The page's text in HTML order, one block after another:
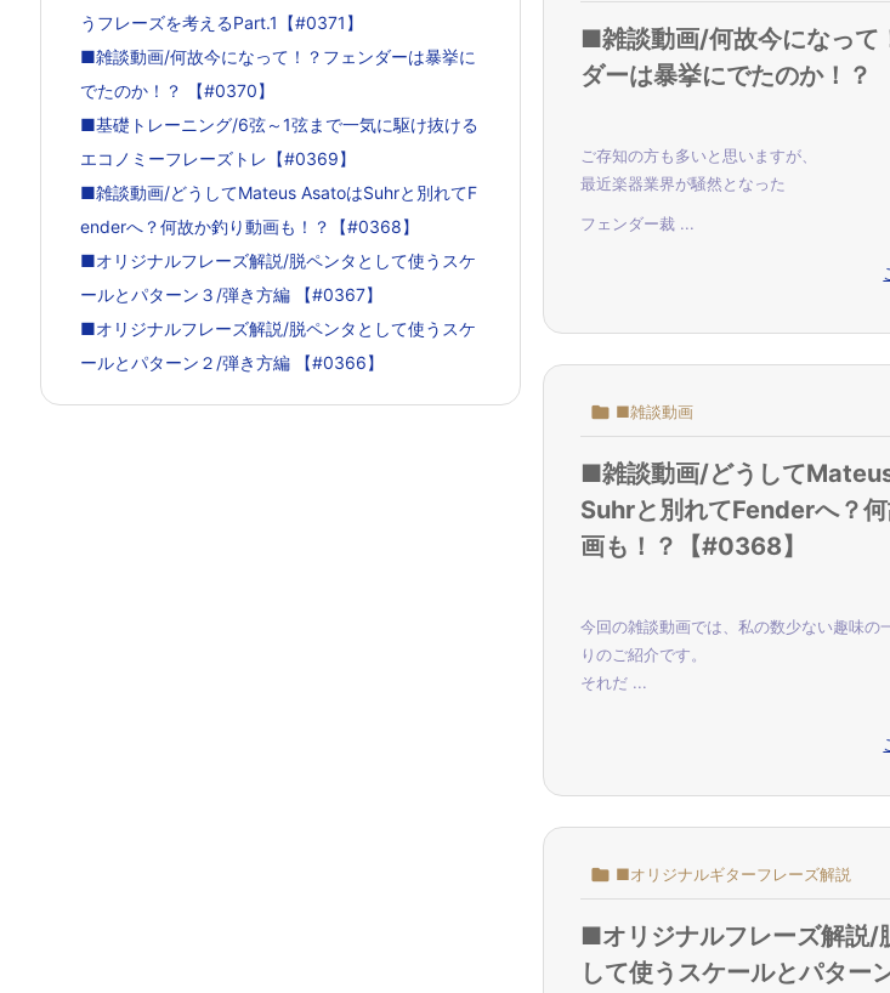
■雑談動画/何故今になって
ダーは暴挙にでたのか！？
ご存知の方も多いと思いますが、
最近楽器業界が騒然となった
フェンダー裁 ...
 ■雑談動画
■雑談動画/どうして
Suhrと別れてFenderへ？
画も！？【#0368】
今回の雑談動画では、私の数少ない趣味の
りのご紹介です。
それだ ...
 ■オリジナルギターフレーズ解説
■オリジナルフレーズ解説/
して使うスケールとパター
うフレーズを考えるPart.1【#0371】
■雑談動画/何故今になって！？フェンダーは暴挙に
でたのか！？ 【#0370】
■基礎トレーニング/6弦～1弦まで一気に駆け抜ける
エコノミーフレーズトレ【#0369】
■雑談動画/どうしてMateus AsatoはSuhrと別れてF
enderへ？何故か釣り動画も！？【#0368】
■オリジナルフレーズ解説/脱ペンタとして使うスケ
ールとパターン３/弾き方編 【#0367】
■オリジナルフレーズ解説/脱ペンタとして使うスケ
ールとパターン２/弾き方編 【#0366】